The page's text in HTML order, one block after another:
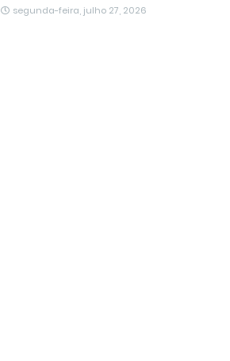
segunda-feira, julho 27, 2026